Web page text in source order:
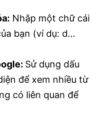
Nhập một chữ cái
bạn (ví dụ: d…
Sử dụng dấu
để xem nhiều từ
có liên quan để